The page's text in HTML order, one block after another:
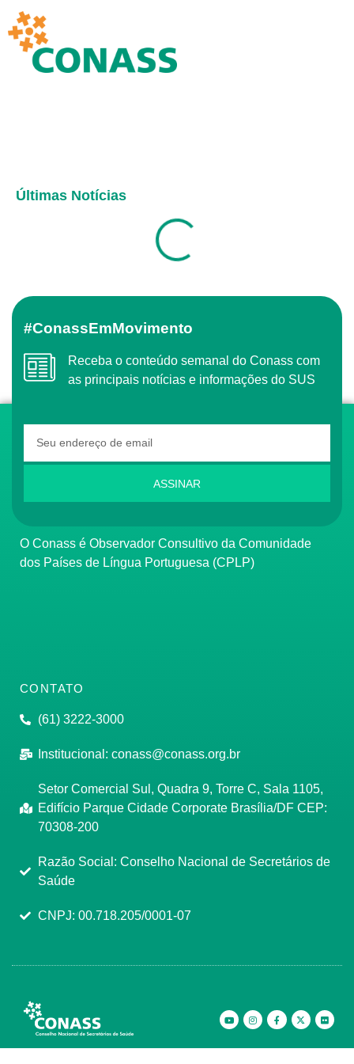
Últimas Notícias
#ConassEmMovimento
Receba o conteúdo semanal do Conass com
as principais notícias e informações do SUS
ASSINAR
O Conass é Observador Consultivo da Comunidade
dos Países de Língua Portuguesa (CPLP)
CONTATO
(61) 3222-3000
Institucional: conass@conass.org.br
Setor Comercial Sul, Quadra 9, Torre C, Sala 1105,
Edifício Parque Cidade Corporate Brasília/DF CEP:
70308-200
Razão Social: Conselho Nacional de Secretários de
Saúde
CNPJ: 00.718.205/0001-07